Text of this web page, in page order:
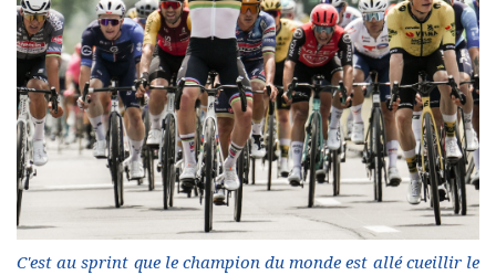
C'est au sprint que le champion du monde est allé cueillir le